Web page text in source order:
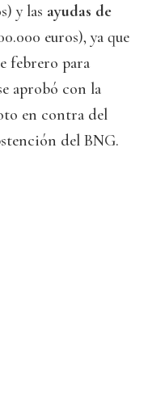
y las ayudas de
euros), ya que
febrero para
aprobó con la
en contra del
del BNG.